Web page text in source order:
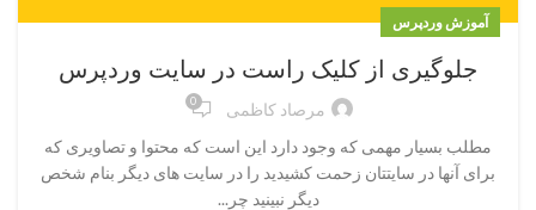
آموزش وردپرس
جلوگیری از کلیک راست در سایت وردپرس
مرصاد کاظمی 0
مطلب بسیار مهمی که وجود دارد این است که محتوا و تصاویری که
برای آنها در سایتتان زحمت کشیدید را در سایت های دیگر بنام شخص
دیگر نبینید چر...